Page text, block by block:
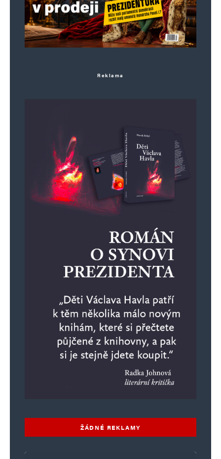
Webová stránka
Uložit do prohlížeče jméno, e-mail a webovou stránku pro budoucí
Informujte mě o nových komentářích e-mailem.
Informujte mě o nových příspěvcích e-mailem.
Reklama
ŽÁDNÉ REKLAMY